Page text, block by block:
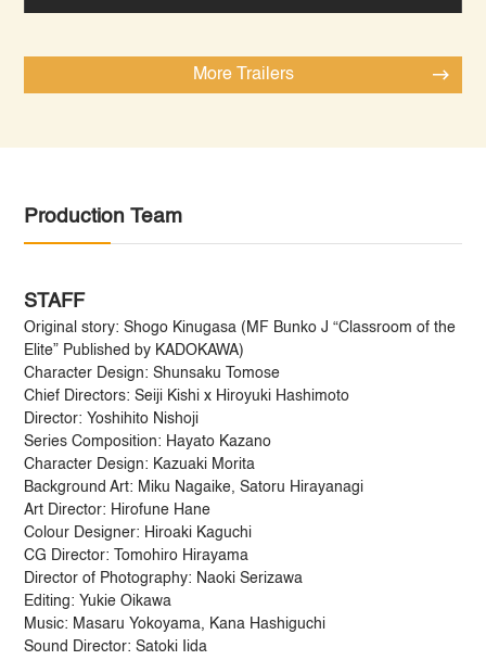
More Trailers
Production Team
STAFF
Original story: Shogo Kinugasa (MF Bunko J “Classroom of the
Elite” Published by KADOKAWA)
Character Design: Shunsaku Tomose
Chief Directors: Seiji Kishi x Hiroyuki Hashimoto
Director: Yoshihito Nishoji
Series Composition: Hayato Kazano
Character Design: Kazuaki Morita
Background Art: Miku Nagaike, Satoru Hirayanagi
Art Director: Hirofune Hane
Colour Designer: Hiroaki Kaguchi
CG Director: Tomohiro Hirayama
Director of Photography: Naoki Serizawa
Editing: Yukie Oikawa
Music: Masaru Yokoyama, Kana Hashiguchi
Sound Director: Satoki Iida